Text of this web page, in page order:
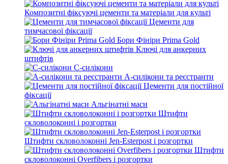
Композитні фіксуючі цементи та матеріали для культі
Цементи для
тимчасової фіксації
Бори Фініри Prima Gold
Ключі для анкерних
штифтів
С-силікони
А-силікони та реєстранти
Цементи для постійної
фіксації
Альгінатні маси
Штифти
скловолоконні і розгортки
Штифти скловолоконні Jen-Esterpost і розгортки
Штифти
скловолоконні Overfibers і розгортки